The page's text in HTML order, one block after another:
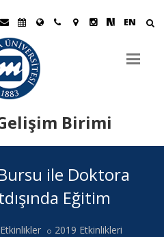
EN
Birimi
ile Doktora
Eğitim
Etkinlikler
2019 Etkinlikleri